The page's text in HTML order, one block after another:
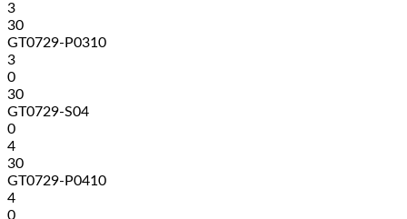
3
30
GT0729-P0310
3
0
30
GT0729-S04
0
4
30
GT0729-P0410
4
0